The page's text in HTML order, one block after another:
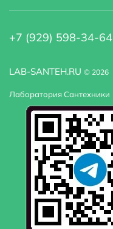
LAB-SANTEH.RU © 2026
Лаборатория Сантехники
+7 (929) 598-34-64